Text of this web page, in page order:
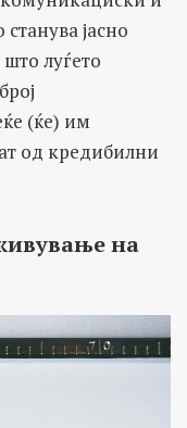
јасно
луѓето
(ќе) им
од кредибилни
на